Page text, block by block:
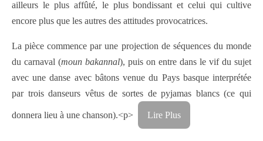
ailleurs le plus affûté, le plus bondissant et celui qui cultive
encore plus que les autres des attitudes provocatrices.
La pièce commence par une projection de séquences du monde
du carnaval (moun bakannal), puis on entre dans le vif du sujet
avec une danse avec bâtons venue du Pays basque interprétée
par trois danseurs vêtus de sortes de pyjamas blancs (ce qui
donnera lieu à une chanson).<p> Lire Plus